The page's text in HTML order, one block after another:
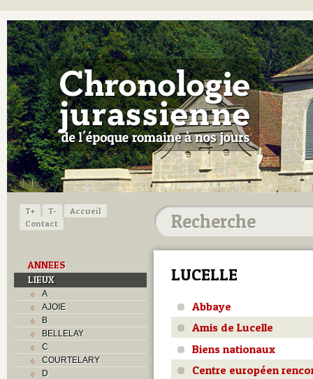
T+ T-
Accueil
Contact
ANNEES
LIEUX
A
AJOIE
B
BELLELAY
C
COURTELARY
D
LUCELLE
Abbaye
Amis de Lucelle
Biens nationaux
Centre européen